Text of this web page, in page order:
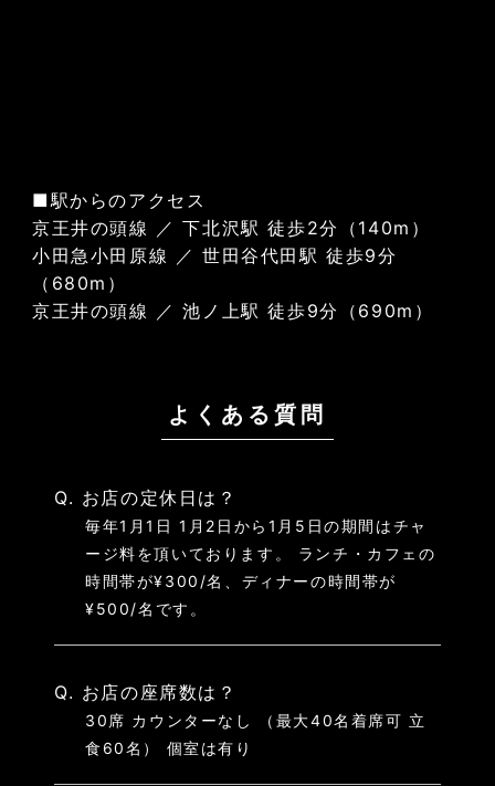
■駅からのアクセス
京王井の頭線 ／ 下北沢駅 徒歩2分（140m）
小田急小田原線 ／ 世田谷代田駅 徒歩9分
（680m）
京王井の頭線 ／ 池ノ上駅 徒歩9分（690m）
よくある質問
Q. お店の定休日は？
毎年1月1日 1月2日から1月5日の期間はチャ
ージ料を頂いております。 ランチ・カフェの
時間帯が¥300/名、ディナーの時間帯が
¥500/名です。
Q. お店の座席数は？
30席 カウンターなし （最大40名着席可 立
食60名） 個室は有り